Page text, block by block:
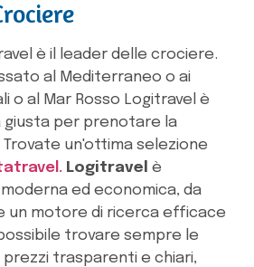
è il leader delle crociere.
al Mediterraneo o ai
o al Mar Rosso Logitravel è
giusta per prenotare la
un'ottima selezione
Logitravel è
moderna ed economica, da
un motore di ricerca efficace
trovare sempre le
trasparenti e chiari,